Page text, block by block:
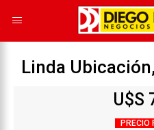
Linda
U$S
PRECIO